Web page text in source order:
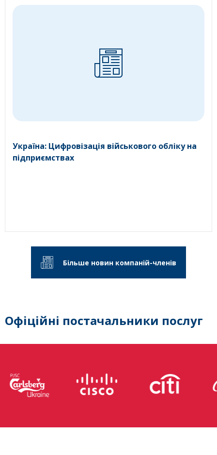
Україна: Цифровізація військового обліку на
підприємствах
Більше новин компаній-членів
Офіційні постачальники послуг